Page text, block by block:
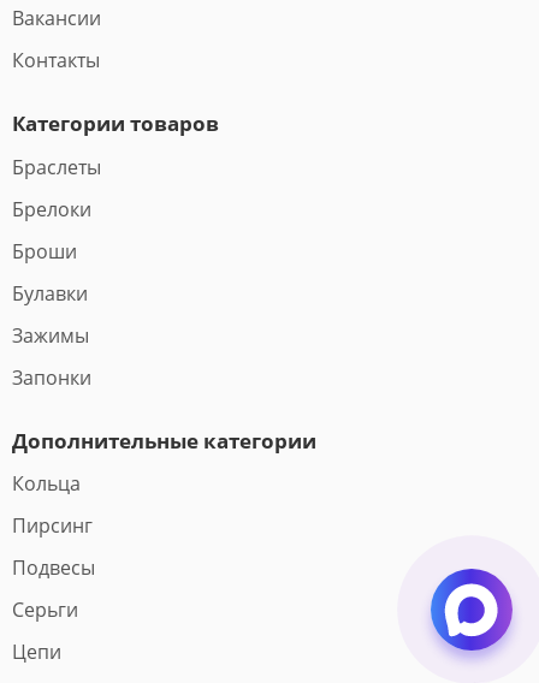
Вакансии
Контакты
Категории товаров
Браслеты
Брелоки
Броши
Булавки
Зажимы
Запонки
Дополнительные категории
Кольца
Пирсинг
Подвесы
Серьги
Цепи